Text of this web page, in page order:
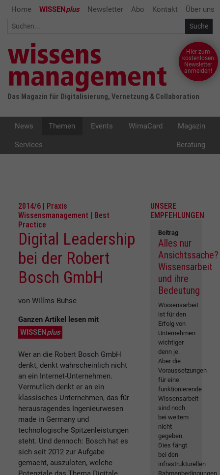
Home WISSENplus Newsletter Abo Kontakt Über uns
Das Magazin für Digitalisierung, Vernetzung & Collaboration
Hier zum
kostenlosen
Newsletter
anmelden!
News Themen Events WimaCard Magazin
Services Beratung
2014/6 | Praxis
Wissensmanagement | Best
Practice
Digital Leadership
bei der Robert
Bosch GmbH
von Willms Buhse
Ganzen Artikel lesen mit
WISSENplus
Wer an die Robert Bosch GmbH
denkt, denkt wahrscheinlich nicht
an ein Internet-Unternehmen.
Vermutlich denkt er an ein
klassisches Unternehmen, das für
herausragendes Ingenieurwesen
made in Germany und
technologische Spitzenleistungen
steht. Und dennoch: Bosch hat es
sich seit 2012 zur Aufgabe
gemacht, auszuloten, welche
UNSERE
EMPFEHLUNGEN
Beitrag
Alles nur
Ansichtssache?
Wissensarbeit
und ihre
Bedeutung
Wissensarbeit
ist für den
Erfolg von
Unternehmen
wichtiger
denn je.
Aber die
Voraussetzungen
für eine
funktionierende
Wissensarbeit
sind noch
bei weitem
nicht
gegeben.
Dies fängt
bei den
infrastrukturellen
Rahmenbedingungen